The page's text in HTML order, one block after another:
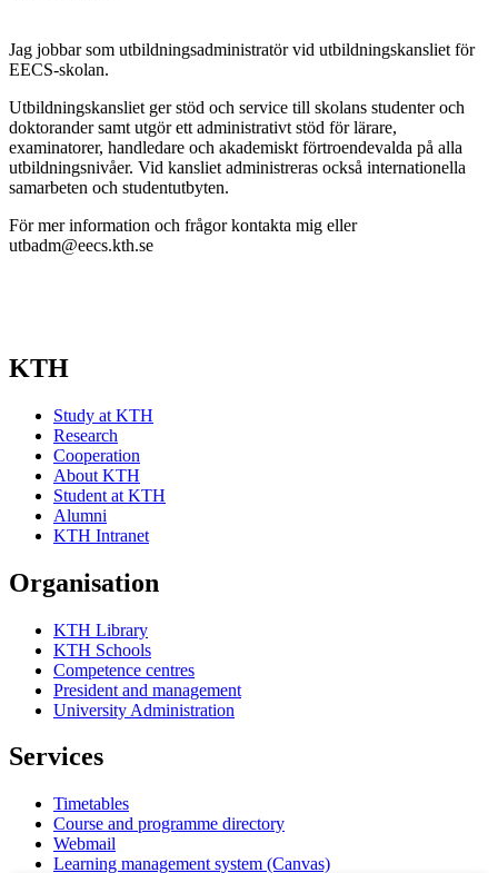
Jag jobbar som utbildningsadministratör vid utbildningskansliet för
EECS-skolan.
Utbildningskansliet ger stöd och service till skolans studenter och
doktorander samt utgör ett administrativt stöd för lärare,
examinatorer, handledare och akademiskt förtroendevalda på alla
utbildningsnivåer. Vid kansliet administreras också internationella
samarbeten och studentutbyten.
För mer information och frågor kontakta mig eller
utbadm@eecs.kth.se
KTH
Study at KTH
Research
Cooperation
About KTH
Student at KTH
Alumni
KTH Intranet
Organisation
KTH Library
KTH Schools
Competence centres
President and management
University Administration
Services
Timetables
Course and programme directory
Webmail
Learning management system (Canvas)